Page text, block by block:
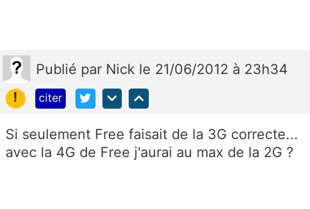
Publié par Nick le 21/06/2012 à 23h34
!
citer
Si seulement Free faisait de la 3G correcte...
avec la 4G de Free j'aurai au max de la 2G ?